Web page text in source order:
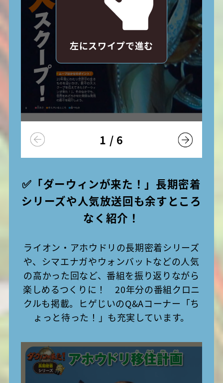
左にスワイプで進む
1 / 6
✅「ダーウィンが来た！」長期密着
シリーズや人気放送回も余すところ
なく紹介！
ライオン・アホウドリの長期密着シリーズ
や、シマエナガやウォンバットなどの人気
の高かった回など、番組を振り返りながら
楽しめるつくりに！ 20年分の番組クロニ
クルも掲載。ヒゲじいのQ&Aコーナー「ち
ょっと待った！」も充実しています。